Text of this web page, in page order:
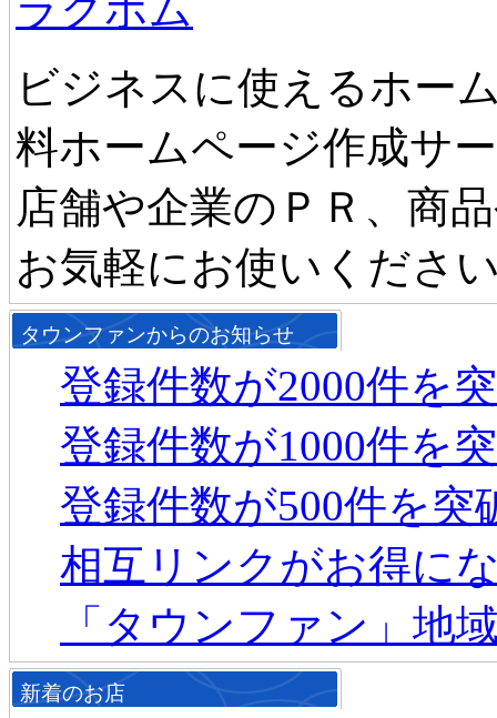
ビジネスに使えるホー
料ホームページ作成サ
店舗や企業のＰＲ、商
お気軽にお使いくださ
タウンファンからのお知らせ
登録件数が2000件を
登録件数が1000件を
登録件数が500件を突
相互リンクがお得に
「タウンファン」地
新着のお店